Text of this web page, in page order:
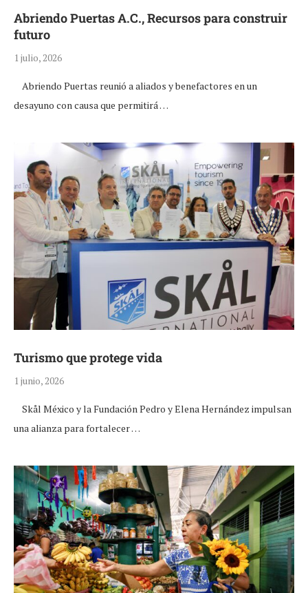
Abriendo Puertas A.C., Recursos para construir
futuro
1 julio, 2026
Abriendo Puertas reunió a aliados y benefactores en un
desayuno con causa que permitirá …
Turismo que protege vida
1 junio, 2026
Skål México y la Fundación Pedro y Elena Hernández impulsan
una alianza para fortalecer …